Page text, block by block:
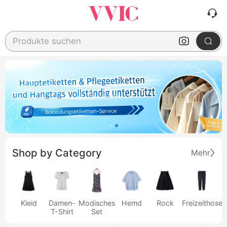
Produkte suchen
Shop by Category Mehr
Kleid
Damen-
T-Shirt
Modisches
Set
Hemd Rock Freizeithose